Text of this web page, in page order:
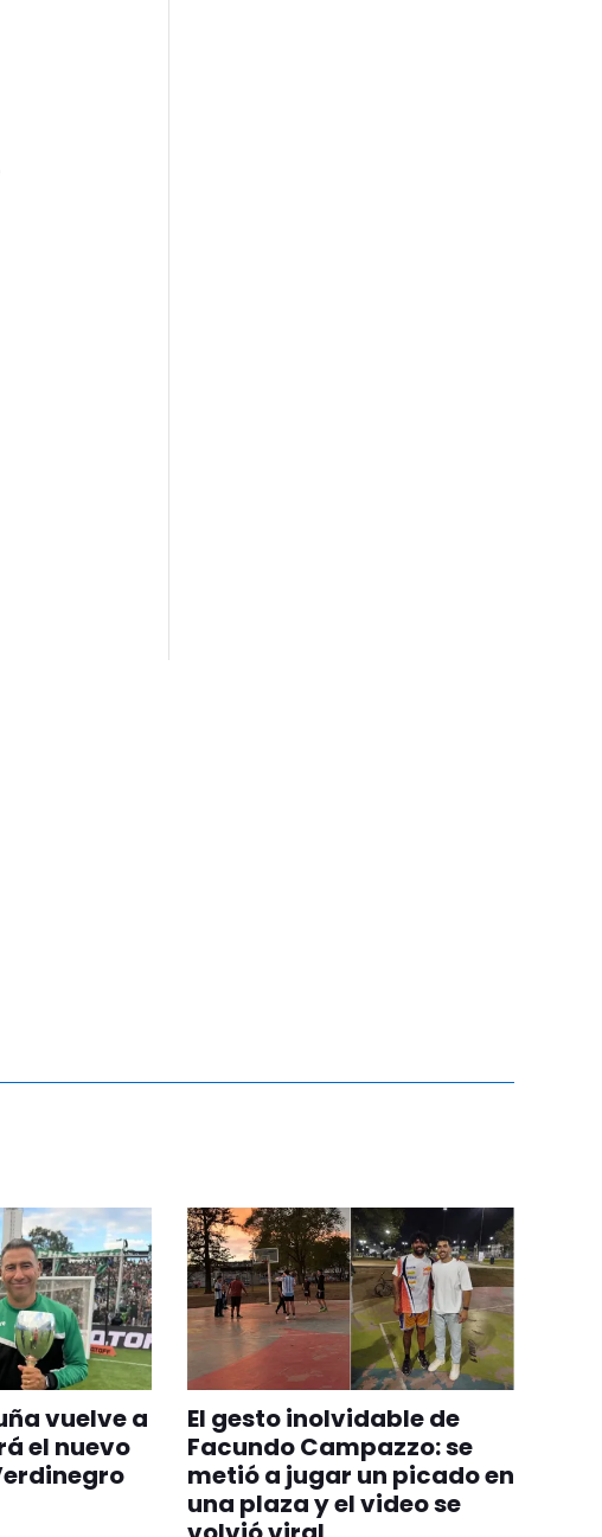
vuelve a
el nuevo
El gesto inolvidable de
Facundo Campazzo: se
metió a jugar un picado en
una plaza y el video se